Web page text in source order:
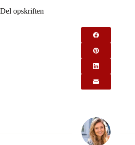
Del opskriften